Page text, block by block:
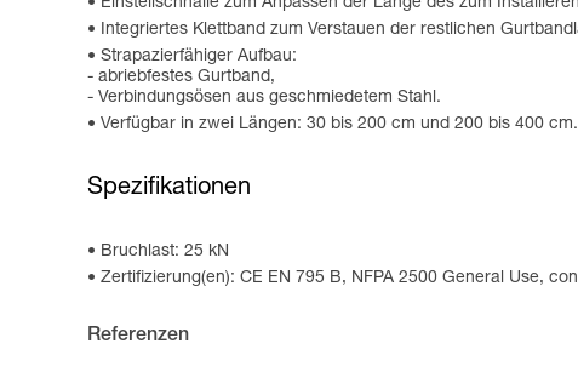
Einstellschnalle zum Anpassen der Länge des zum
Integriertes Klettband zum Verstauen der restlichen
Strapazierfähiger Aufbau:
- abriebfestes Gurtband,
- Verbindungsösen aus geschmiedetem Stahl.
Verfügbar in zwei Längen: 30 bis 200 cm und 200 bis 400
Spezifikationen
Bruchlast: 25 kN
Zertifizierung(en): CE EN 795 B, NFPA 2500 General Use,
Referenzen